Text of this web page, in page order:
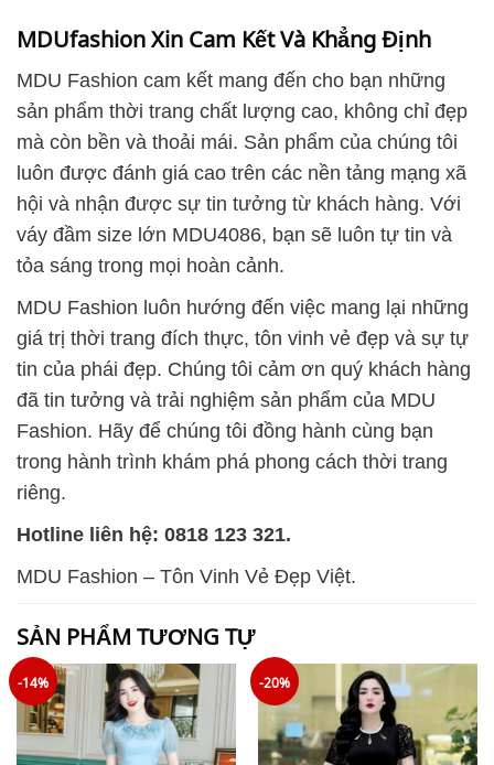
MDUfashion Xin Cam Kết Và Khẳng Định
MDU Fashion cam kết mang đến cho bạn những
sản phẩm thời trang chất lượng cao, không chỉ đẹp
mà còn bền và thoải mái. Sản phẩm của chúng tôi
luôn được đánh giá cao trên các nền tảng mạng xã
hội và nhận được sự tin tưởng từ khách hàng. Với
váy đầm size lớn MDU4086, bạn sẽ luôn tự tin và
tỏa sáng trong mọi hoàn cảnh.
MDU Fashion luôn hướng đến việc mang lại những
giá trị thời trang đích thực, tôn vinh vẻ đẹp và sự tự
tin của phái đẹp. Chúng tôi cảm ơn quý khách hàng
đã tin tưởng và trải nghiệm sản phẩm của MDU
Fashion. Hãy để chúng tôi đồng hành cùng bạn
trong hành trình khám phá phong cách thời trang
riêng.
Hotline liên hệ: 0818 123 321.
MDU Fashion – Tôn Vinh Vẻ Đẹp Việt.
SẢN PHẨM TƯƠNG TỰ
-14% -20%